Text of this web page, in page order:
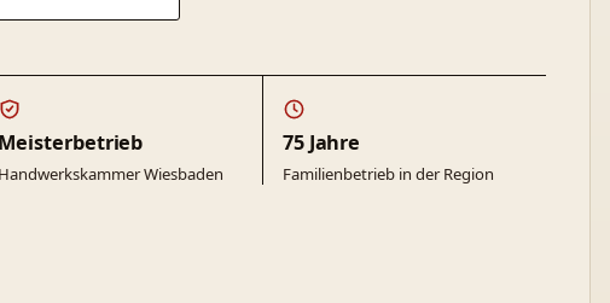
Meisterbetrieb
Handwerkskammer Wiesbaden
75 Jahre
Familienbetrieb in der Region